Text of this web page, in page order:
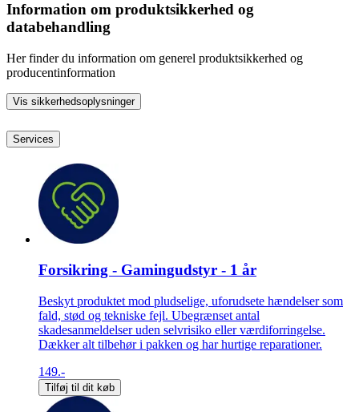
Information om produktsikkerhed og
databehandling
Her finder du information om generel produktsikkerhed og
producentinformation
Vis sikkerhedsoplysninger
Services
Forsikring - Gamingudstyr - 1 år
Beskyt produktet mod pludselige, uforudsete hændelser som
fald, stød og tekniske fejl. Ubegrænset antal
skadesanmeldelser uden selvrisiko eller værdiforringelse.
Dækker alt tilbehør i pakken og har hurtige reparationer.
149.-
Tilføj til dit køb